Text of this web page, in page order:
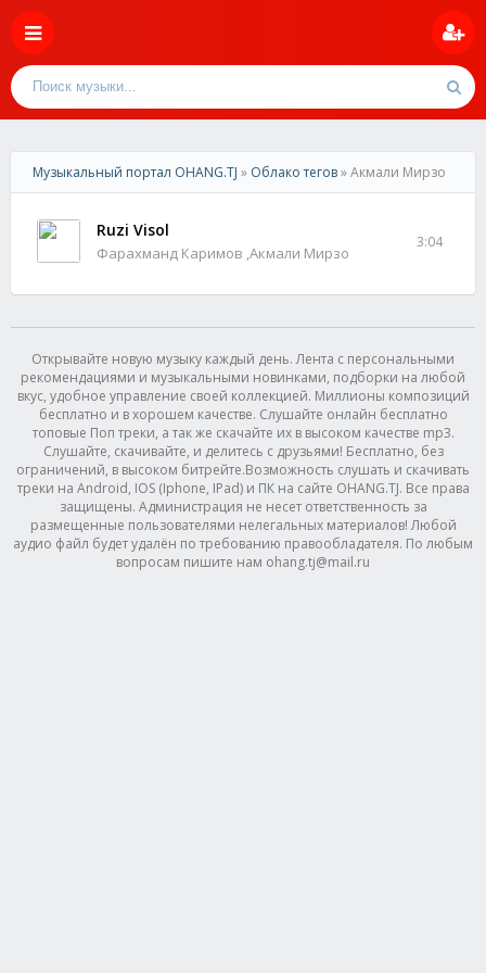
Музыкальный портал OHANG.TJ » Облако тегов» Акмали Мирзо
Ruzi Visol
Фарахманд Каримов ,Акмали Мирзо
3:04
Открывайте новую музыку каждый день. Лента с персональными
рекомендациями и музыкальными новинками, подборки на любой
вкус, удобное управление своей коллекцией. Миллионы композиций
бесплатно и в хорошем качестве. Слушайте онлайн бесплатно
топовые Поп треки, а так же скачайте их в высоком качестве mp3.
Слушайте, скачивайте, и делитесь с друзьями! Бесплатно, без
ограничений, в высоком битрейте.Возможность слушать и скачивать
треки на Android, IOS (Iphone, IPad) и ПК на сайте OHANG.TJ. Все права
защищены. Администрация не несет ответственность за
размещенные пользователями нелегальных материалов! Любой
аудио файл будет удалён по требованию правообладателя. По любым
вопросам пишите нам ohang.tj@mail.ru